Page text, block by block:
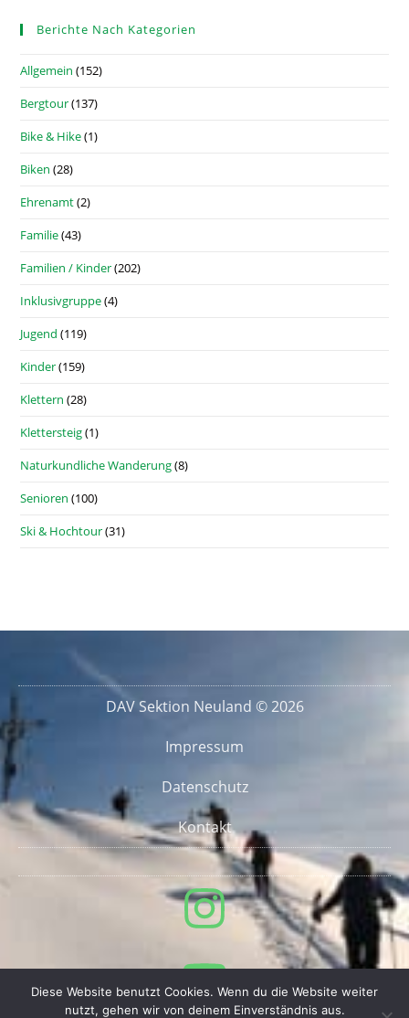
Berichte Nach Kategorien
Allgemein (152)
Bergtour(137)
Bike & Hike(1)
Biken (28)
Ehrenamt(2)
Familie(43)
Familien / Kinder(202)
Inklusivgruppe(4)
Jugend (119)
Kinder(159)
Klettern (28)
Klettersteig(1)
Naturkundliche Wanderung(8)
Senioren (100)
Ski & Hochtour(31)
DAV Sektion Neuland © 2026
Impressum
Datenschutz
Kontakt
Diese Website benutzt Cookies. Wenn du die Website weiter
nutzt, gehen wir von deinem Einverständnis aus.